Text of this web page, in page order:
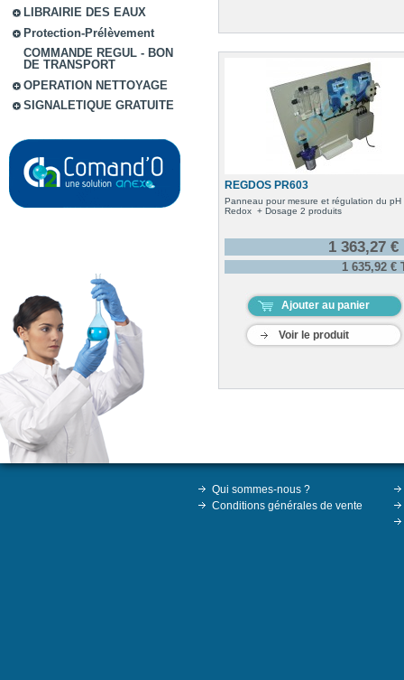
LIBRAIRIE DES EAUX
Protection-Prélèvement
COMMANDE REGUL - BON
DE TRANSPORT
OPERATION NETTOYAGE
SIGNALETIQUE GRATUITE
REGDOS PR603
Panneau pour mesure et régulation du pH
Redox + Dosage 2 produits
1 363,27 €
1 635,92 €
Ajouter au panier
Voir le produit
Qui sommes-nous ?
Conditions générales de vente